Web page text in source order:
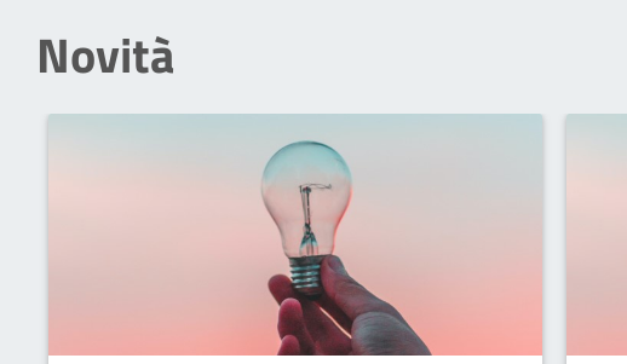
Novità